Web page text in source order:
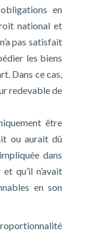
en
national et
pas satisfait
les biens
Dans ce cas,
redevable de
être
ou aurait dû
dans
qu’il n’avait
en son